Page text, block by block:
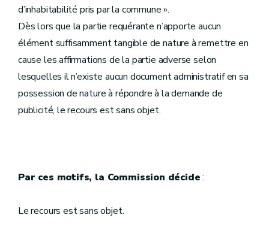
d’inhabitabilité pris par la commune ».
Dès lors que la partie requérante n’apporte aucun
élément suffisamment tangible de nature à remettre en
cause les affirmations de la partie adverse selon
lesquelles il n’existe aucun document administratif en sa
possession de nature à répondre à la demande de
publicité, le recours est sans objet.
Par ces motifs, la Commission décide:
Le recours est sans objet.